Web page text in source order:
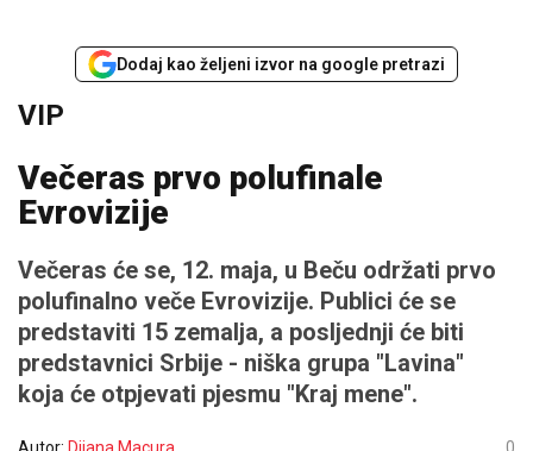
Dodaj kao željeni izvor na google pretrazi
VIP
Večeras prvo polufinale
Evrovizije
Večeras će se, 12. maja, u Beču održati prvo
polufinalno veče Evrovizije. Publici će se
predstaviti 15 zemalja, a posljednji će biti
predstavnici Srbije - niška grupa "Lavina"
koja će otpjevati pjesmu "Kraj mene".